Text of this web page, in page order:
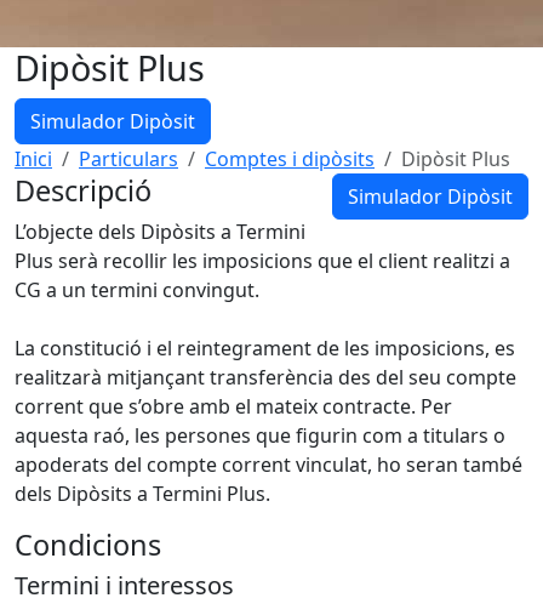
Dipòsit Plus
Simulador Dipòsit
Inici
Particulars Comptes i dipòsits
Dipòsit Plus
Simulador Dipòsit
Descripció
L’objecte dels Dipòsits a Termini
Plus serà recollir les imposicions que el client realitzi a
CG a un termini convingut.
La constitució i el reintegrament de les imposicions, es
realitzarà mitjançant transferència des del seu compte
corrent que s’obre amb el mateix contracte. Per
aquesta raó, les persones que figurin com a titulars o
apoderats del compte corrent vinculat, ho seran també
dels Dipòsits a Termini Plus.
Condicions
Termini i interessos